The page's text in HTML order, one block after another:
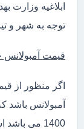
ابلاغیه
توجه به شهر و
قیمت
اگر منظور از
آمبولانس باشد
1400 می